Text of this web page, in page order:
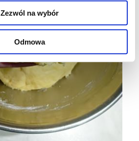
Zezwól na wybór
Odmowa